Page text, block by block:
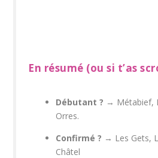
En résumé (ou si t’as
Débutant ? → Métabief,
Orres.
Confirmé ? → Les Gets,
Châtel